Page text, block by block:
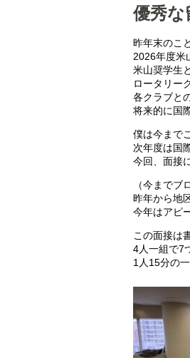
優秀な
昨年末のこと
2026年度米
米山奨学生
ロータリー
各クラブと
将来的に国
僕は今まで
次年度は国
今回、面接
（今までブ
昨年から地
今年はアピ
この面接は
4人一組で7
1人15分の一